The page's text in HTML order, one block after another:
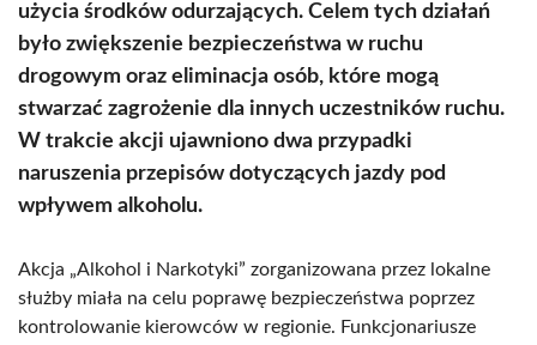
użycia środków odurzających. Celem tych działań
było zwiększenie bezpieczeństwa w ruchu
drogowym oraz eliminacja osób, które mogą
stwarzać zagrożenie dla innych uczestników ruchu.
W trakcie akcji ujawniono dwa przypadki
naruszenia przepisów dotyczących jazdy pod
wpływem alkoholu.
Akcja „Alkohol i Narkotyki” zorganizowana przez lokalne
służby miała na celu poprawę bezpieczeństwa poprzez
kontrolowanie kierowców w regionie. Funkcjonariusze